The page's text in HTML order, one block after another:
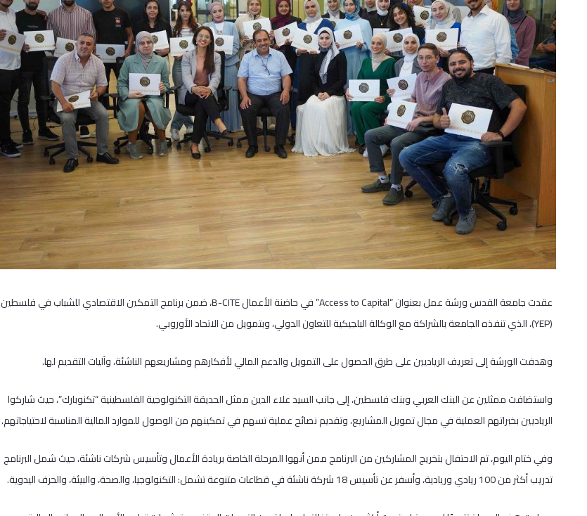
عقدت جامعة القدس ورشة عمل بعنوان “Access to Capital” في حاضنة الأعمال B-CITE، ضمن برنامج التمكين الاقتصادي للشباب في فلسطين
(YEP)، الذي تنفذه الجامعة بالشراكة مع الوكالة البلجيكية للتعاون الدولي، وبتمويل من الاتحاد الأوروبي.
وهدفت الورشة إلى تعريف الرياديين على طرق الحصول على التمويل والدعم المالي لأفكارهم ومشاريعهم الناشئة، وآليات التقديم لها.
واستضافت ممثلين عن البنك العربي وبنك فلسطين، إلى جانب السيد علاء الدين ممثل الحديقة التكنولوجية الفلسطينية “تكنوبارك”، حيث شاركوا
الرياديين بخبراتهم العملية في مجال تمويل المشاريع، وتقديم نصائح عملية تسهم في تمكينهم من الوصول للموارد المالية المناسبة لاحتياجاتهم.
وفي ختام اليوم، تم الاحتفال بتخريج المشاركين من البرنامج ممن أنهوا المرحلة الخاصة بريادة الأعمال وتأسيس شركات ناشئة، حيث شمل البرنامج
تدريب أكثر من 100 ريادي وريادية، وأسفر عن تأسيس 18 شركة ناشئة في قطاعات متنوعة تشمل: التكنولوجيا، والصحة، والبيئة، والحرف اليدوية.